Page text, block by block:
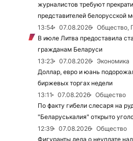
журналистов требуют
представителей белорусской
13:54
07.08.2026
Общество,
В июле Литва предоставила
гражданам Беларуси
13:23
07.08.2026
Экономика
Доллар, евро и юань
биржевых торгах недели
13:11
07.08.2026
Общество
По факту гибели слесаря на
"Беларуськалия" открыто
12:39
07.08.2026
Общество
Фигуранты дела о неуплате